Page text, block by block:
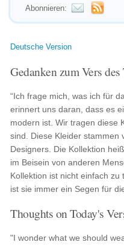
Abonnieren:
Deutsche Version
Gedanken zum Vers des
“Ich frage mich, was ich für
erinnert uns daran, dass es
modern ist. Wir tragen diese
sind. Diese Kleider stammen
Designers. Die Kollektion
im Beisein von anderen
Kollektion ist nicht einfach zu
ist sie immer ein Segen für
Thoughts on Today's
"I wonder what we should